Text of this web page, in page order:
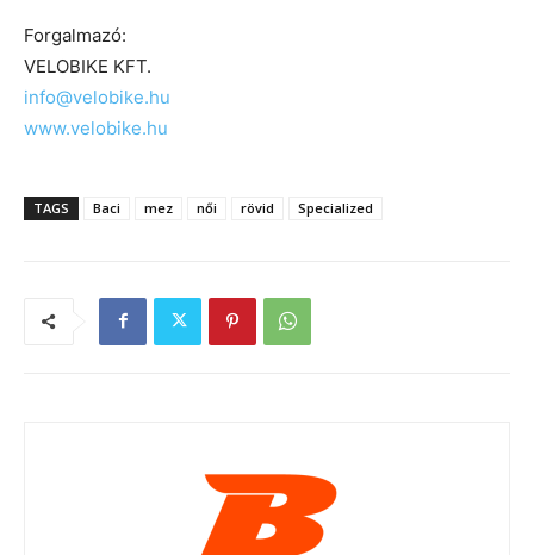
Forgalmazó:
VELOBIKE KFT.
info@velobike.hu
www.velobike.hu
TAGS Baci mez női rövid Specialized